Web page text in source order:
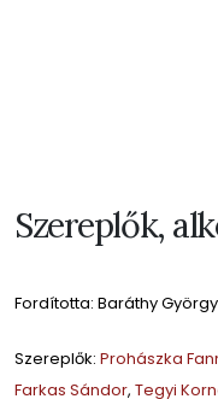
Szereplők,
Fordította: Baráthy György
Szereplők: Prohászka
Farkas Sándor, Tegyi